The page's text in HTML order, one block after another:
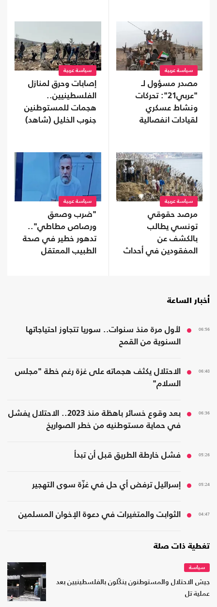
سياسة عربية
مصدر مسؤول لـ
"عربي21": تحركات
ونشاط عسكري
لقيادات انفصالية
سياسة عربية
إصابات وحرق لمنازل
الفلسطينيين..
هجمات للمستوطنين
جنوب الخليل (شاهد)
سياسة عربية
مرصد حقوقي
تونسي يطالب
بالكشف عن
المفقودين في أحداث
سياسة عربية
"ضرب وصعق
ورصاص مطاطي"..
تدهور خطير في صحة
الطبيب المعتقل
أخبار الساعة
06:56
لأول مرة منذ سنوات.. سوريا تتجاوز احتياجاتها
السنوية من القمح
06:48
الاحتلال يكثف هجماته على غزة رغم خطة "مجلس
السلام"
06:36
بعد وقوع خسائر باهظة منذ 2023.. الاحتلال يفشل
في حماية مستوطنيه من خطر الصواريخ
05:26 فشل خارطة الطريق قبل أن تبدأ
05:24 إسرائيل ترفض أي حل في غزّة سوى التهجير
04:47 الثوابت والمتغيرات في دعوة الإخوان المسلمين
تغطية ذات صلة
سياسة
جيش الاحتلال والمستوطنون ينكّلون بالفلسطينيين بعد
عملية تل